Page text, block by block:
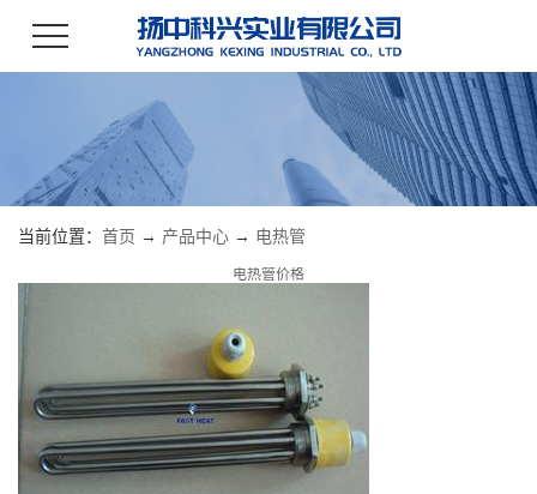
当前位置： 首页 → 产品中心 → 电热管
电热管价格